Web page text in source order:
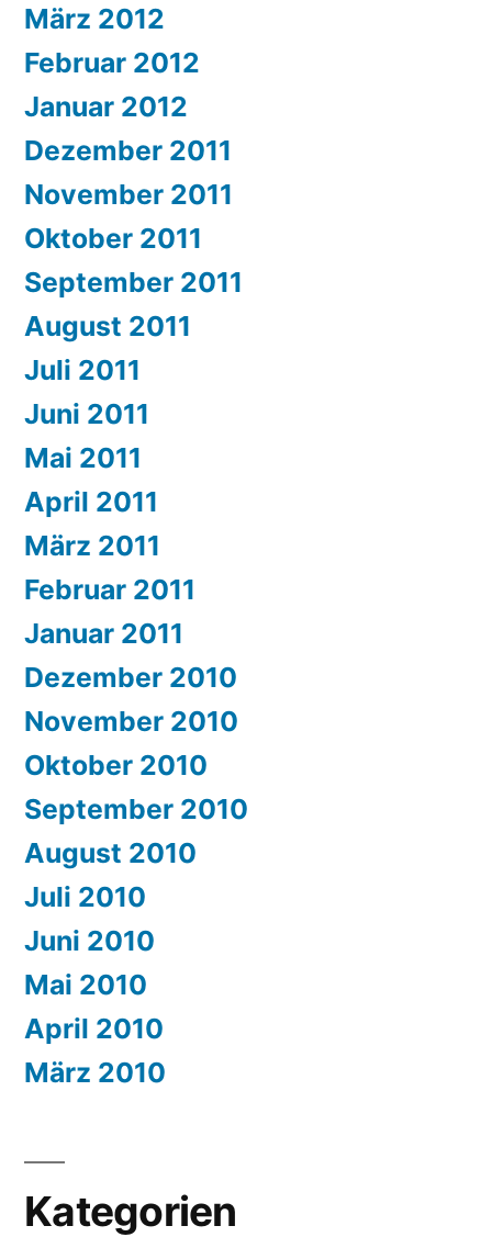
März 2012
Februar 2012
Januar 2012
Dezember 2011
November 2011
Oktober 2011
September 2011
August 2011
Juli 2011
Juni 2011
Mai 2011
April 2011
März 2011
Februar 2011
Januar 2011
Dezember 2010
November 2010
Oktober 2010
September 2010
August 2010
Juli 2010
Juni 2010
Mai 2010
April 2010
März 2010
Kategorien